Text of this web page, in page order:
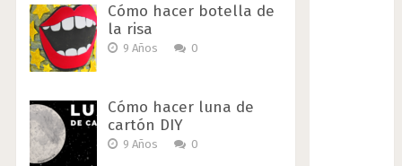
Cómo hacer botella de
la risa
9 Años 0
Cómo hacer luna de
cartón DIY
9 Años 0